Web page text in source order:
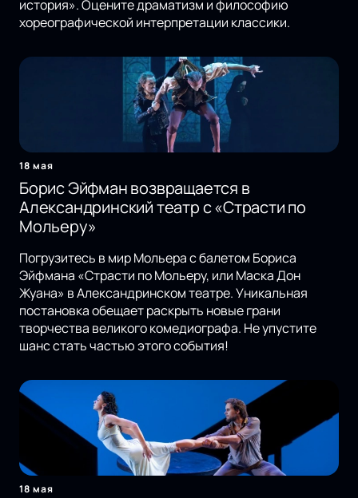
история». Оцените драматизм и философию
хореографической интерпретации классики.
18 мая
Борис Эйфман возвращается в
Александринский театр с «Страсти по
Мольеру»
Погрузитесь в мир Мольера с балетом Бориса
Эйфмана «Страсти по Мольеру, или Маска Дон
Жуана» в Александринском театре. Уникальная
постановка обещает раскрыть новые грани
творчества великого комедиографа. Не упустите
шанс стать частью этого события!
18 мая